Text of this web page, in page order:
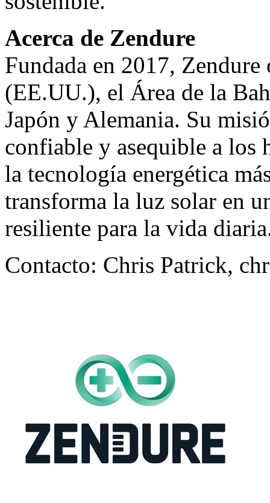
Acerca de Zendure
Fundada en 2017,
(EE.UU.), el Área de la
Japón y Alemania. Su
confiable y asequible a los
la tecnología energética
transforma la luz solar en
resiliente para la vida
Contacto: Chris Patrick,